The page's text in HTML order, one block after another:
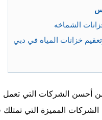
الشماخه
خزانات المياه في دبي
أحسن الشركات التي تعمل
الشركات المميزة التي